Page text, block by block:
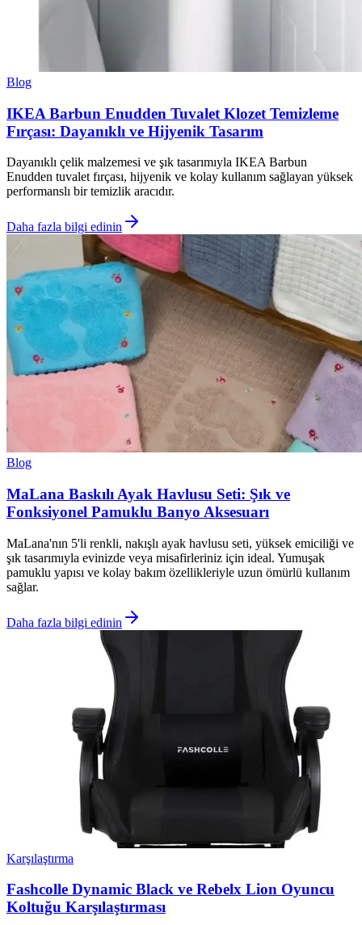
Blog
IKEA Barbun Enudden Tuvalet Klozet Temizleme
Fırçası: Dayanıklı ve Hijyenik Tasarım
Dayanıklı çelik malzemesi ve şık tasarımıyla IKEA Barbun
Enudden tuvalet fırçası, hijyenik ve kolay kullanım sağlayan yüksek
performanslı bir temizlik aracıdır.
Daha fazla bilgi edinin
Blog
MaLana Baskılı Ayak Havlusu Seti: Şık ve
Fonksiyonel Pamuklu Banyo Aksesuarı
MaLana'nın 5'li renkli, nakışlı ayak havlusu seti, yüksek emiciliği ve
şık tasarımıyla evinizde veya misafirleriniz için ideal. Yumuşak
pamuklu yapısı ve kolay bakım özellikleriyle uzun ömürlü kullanım
sağlar.
Daha fazla bilgi edinin
Karşılaştırma
Fashcolle Dynamic Black ve Rebelx Lion Oyuncu
Koltuğu Karşılaştırması